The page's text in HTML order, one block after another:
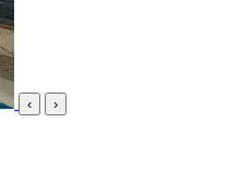
‹ ›